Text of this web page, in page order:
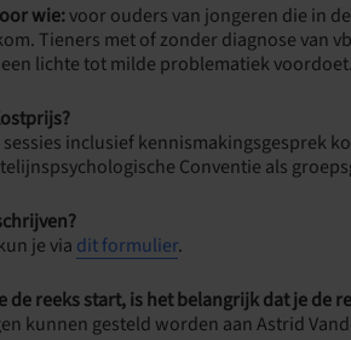
wie:voor ouders van jongeren die in
Tieners met of zonder diagnose van
lichte tot milde problematiek voordoet.
sessies inclusief kennismakingsgesprek
Conventie als
je via dit formulier.
de reeks start, is het belangrijk dat je de
kunnen gesteld worden aan Astrid